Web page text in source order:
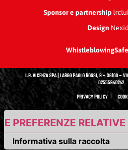
Sponsor e partnership
Design
Whistleblowing
L.R. VICENZA SPA | LARGO PAOLO ROSSI, 9 – 36100 –
02555940242
PRIVACY POLICY
Informativa sulla raccolta
PREFERENZE